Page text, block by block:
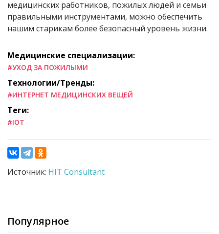
медицинских работников, пожилых людей и семьи
правильными инструментами, можно обеспечить
нашим старикам более безопасный уровень жизни.
Медицинские специализации:
#УХОД ЗА ПОЖИЛЫМИ
Технологии/Тренды:
#ИНТЕРНЕТ МЕДИЦИНСКИХ ВЕЩЕЙ
Теги:
#IOT
Источник: HIT Consultant
Популярное